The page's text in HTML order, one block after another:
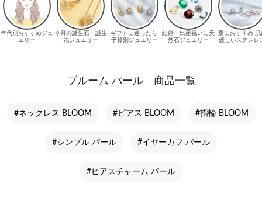
ブルーム パール 商品一覧
#ネックレス BLOOM #ピアス BLOOM #指輪 BLOOM
#シンプル パール #イヤーカフ パール
#ピアスチャーム パール